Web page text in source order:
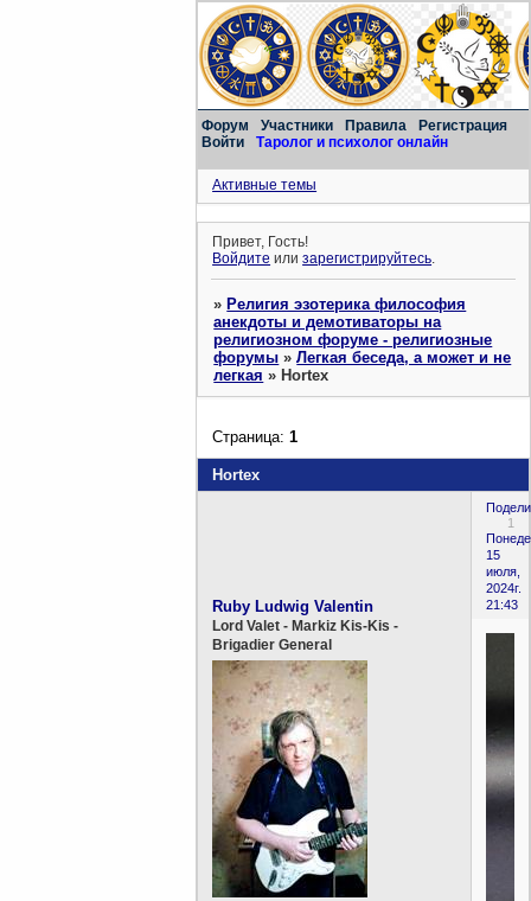
Форум Участники Правила
Регистрация
Войти
Таролог и психолог онлайн
Активные темы
Привет, Гость!
Войдите илизарегистрируйтесь.
»Религия эзотерика философия
анекдоты и демотиваторы на
религиозном форуме - религиозные
форумы »Легкая беседа, а может и не
легкая »Hortex
Hortex
Страница:1
1
15
июля,
2024г.
21:43
Ruby Ludwig Valentin
Lord Valet - Markiz Kis-Kis -
Brigadier General